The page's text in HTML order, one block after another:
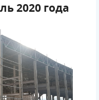
2020 года